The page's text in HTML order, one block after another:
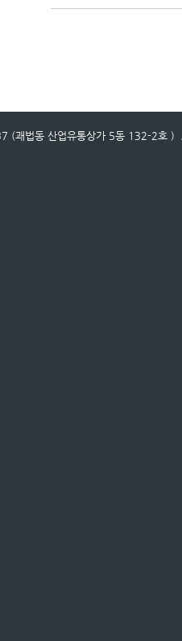
37 (괘법동 산업유통상가 5동